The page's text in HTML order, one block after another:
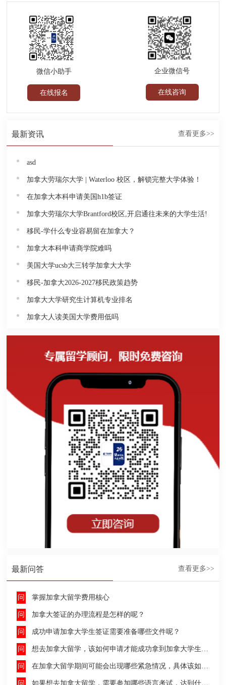
微信小助手
在线报名
企业微信号
在线咨询
最新资讯 查看更多>>
asd
加拿大劳瑞尔大学 | Waterloo 校区，解锁完整大学体验！
在加拿大本科申请美国h1b签证
加拿大劳瑞尔大学Brantford校区,开启通往未来的大学生活!
移民-学什么专业容易留在加拿大？
加拿大本科申请商学院难吗
美国大学ucsb大三转学加拿大大学
移民-加拿大2026-2027移民政策趋势
加拿大大学研究生计算机专业排名
加拿大人读美国大学费用低吗
最新问答 查看更多>>
掌握加拿大留学费用核心
加拿大签证的办理流程是怎样的呢？
成功申请加拿大学生签证需要准备哪些文件呢？
想去加拿大留学，该如何申请才能成功拿到加拿大学生签证呢？
在加拿大留学期间可能会出现哪些紧急情况，具体该如何去处理这些紧急情况呢？
如果想去加拿大留学，需要参加哪些语言考试，达到什么水平才能申请呢？